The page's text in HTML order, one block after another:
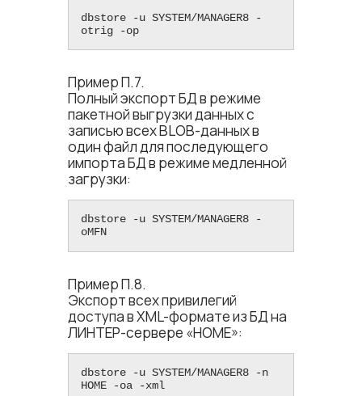
dbstore -u SYSTEM/MANAGER8 -
otrig -op
Пример П.7.
Полный экспорт БД в режиме
пакетной выгрузки данных с
записью всех BLOB-данных в
один файл для последующего
импорта БД в режиме медленной
загрузки:
dbstore -u SYSTEM/MANAGER8 -
oMFN
Пример П.8.
Экспорт всех привилегий
доступа в XML-формате из БД на
ЛИНТЕР-сервере «HOME»:
dbstore -u SYSTEM/MANAGER8 -n
HOME -oa -xml